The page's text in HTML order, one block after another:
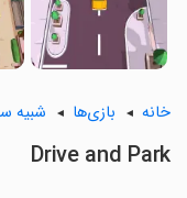
خانه بازی‌ها شبیه
Drive and Park